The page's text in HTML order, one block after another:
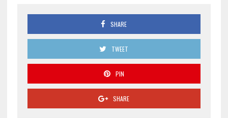
SHARE
TWEET
PIN
SHARE